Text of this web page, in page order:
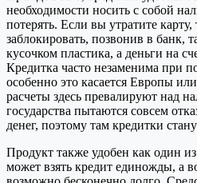
необходимости носить с собой
потерять. Если вы утратите
заблокировать, позвонив в банк,
кусочком пластика, а деньги на
Кредитка часто незаменима при
особенно это касается Европы
расчеты здесь превалируют над
государства пытаются совсем
денег, поэтому там кредитки
Продукт также удобен как один
может взять кредит единожды, а